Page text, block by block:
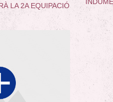
LA 2A EQUIPACIÓ